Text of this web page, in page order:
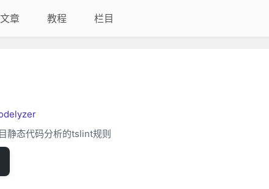
文章 教程 栏目
静态代码分析的tslint规则